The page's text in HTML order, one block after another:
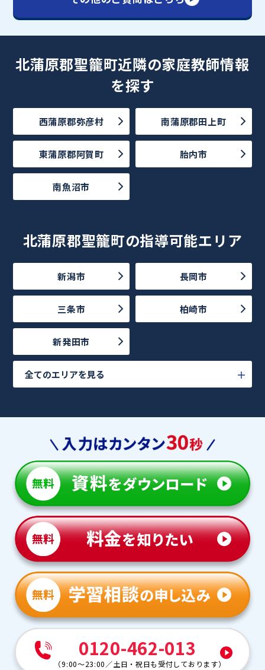
北蒲原郡聖籠町近隣の家庭教師情報
を探す
西蒲原郡弥彦村 南蒲原郡田上町
東蒲原郡阿賀町 胎内市
南魚沼市
北蒲原郡聖籠町の指導可能エリア
新潟市 長岡市
三条市 柏崎市
新発田市
全てのエリアを見る
0120-462-013
（9:00～23:00 ／土日・祝日も受付しております）